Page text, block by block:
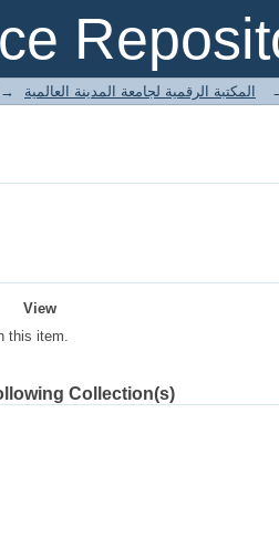
E-Books المكتبة الرقمية لجامعة المدينة العالمية →
View
this item.
Collection(s)